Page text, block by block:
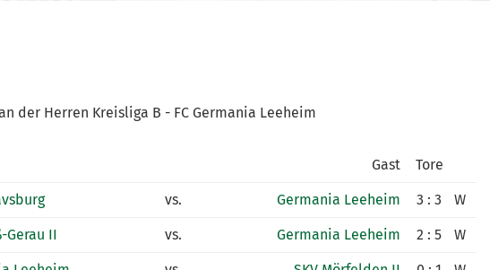
der Herren Kreisliga B - FC Germania Leeheim
Gast Tore
vs. Germania Leeheim 3 : 3 W
Gerau II vs. Germania Leeheim 2 : 5 W